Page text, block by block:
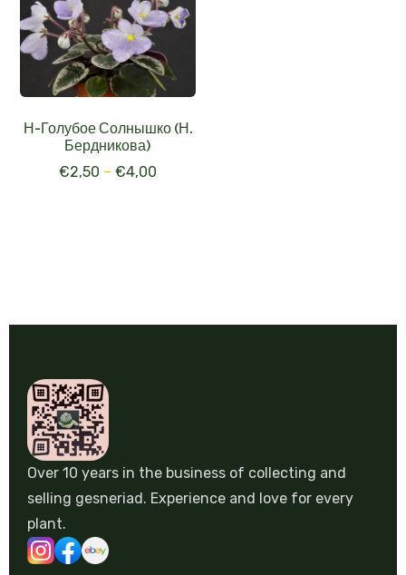
Н-Голубое Солнышко (Н.
Бердникова)
€2,50 – €4,00
Over 10 years in the business of collecting and
selling gesneriad. Experience and love for every
plant.